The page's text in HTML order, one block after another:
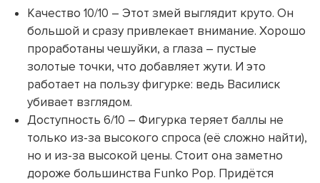
Качество 10/10 – Этот змей выглядит круто. Он
большой и сразу привлекает внимание. Хорошо
проработаны чешуйки, а глаза – пустые
золотые точки, что добавляет жути. И это
работает на пользу фигурке: ведь Василиск
убивает взглядом.
Доступность 6/10 – Фигурка теряет баллы не
только из-за высокого спроса (её сложно найти),
но и из-за высокой цены. Стоит она заметно
дороже большинства Funko Pop. Придётся